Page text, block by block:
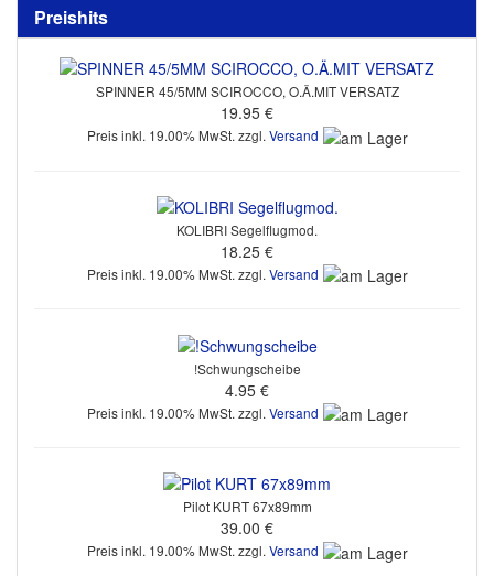
Preishits
SPINNER 45/5MM SCIROCCO, O.Ä.MIT VERSATZ
19.95 €
Preis inkl. 19.00% MwSt. zzgl. Versand
KOLIBRI Segelflugmod.
18.25 €
Preis inkl. 19.00% MwSt. zzgl. Versand
!Schwungscheibe
4.95 €
Preis inkl. 19.00% MwSt. zzgl. Versand
Pilot KURT 67x89mm
39.00 €
Preis inkl. 19.00% MwSt. zzgl. Versand